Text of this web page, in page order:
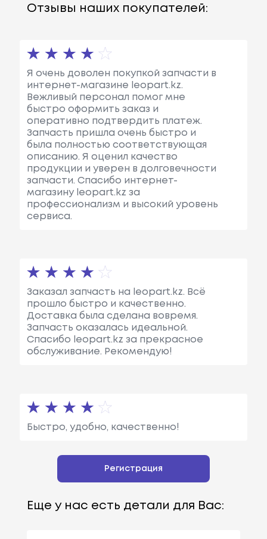
Отзывы наших покупателей:
Я очень доволен покупкой запчасти в
интернет-магазине leopart.kz.
Вежливый персонал помог мне
быстро оформить заказ и
оперативно подтвердить платеж.
Запчасть пришла очень быстро и
была полностью соответствующая
описанию. Я оценил качество
продукции и уверен в долговечности
запчасти. Спасибо интернет-
магазину leopart.kz за
профессионализм и высокий уровень
сервиса.
Заказал запчасть на leopart.kz. Всё
прошло быстро и качественно.
Доставка была сделана вовремя.
Запчасть оказалась идеальной.
Спасибо leopart.kz за прекрасное
обслуживание. Рекомендую!
Быстро, удобно, качественно!
Регистрация
Еще у нас есть детали для Вас: